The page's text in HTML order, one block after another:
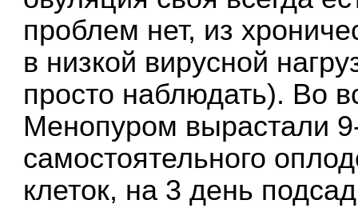
проблем нет, из
в низкой вирусной
просто наблюдать). Во
Менопуром вырастали
самостоятельного
клеток, на 3 день